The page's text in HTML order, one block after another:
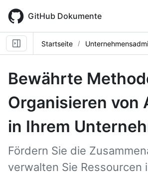
main
content
GitHub Dokumente
Startseite
Bewährte
Organisieren von
in Ihrem
Fördern Sie die
verwalten Sie Ressourcen